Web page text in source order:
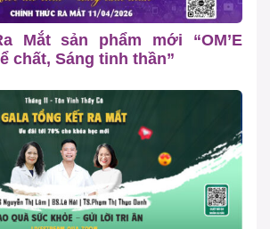
Mắt sản phẩm mới “OM’E
chất, Sáng tinh thần”